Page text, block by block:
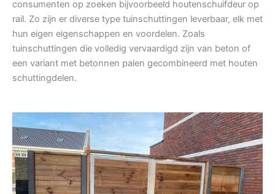
consumenten op zoeken bijvoorbeeld houtenschuifdeur op
rail. Zo zijn er diverse type tuinschuttingen leverbaar, elk met
hun eigen eigenschappen en voordelen. Zoals
tuinschuttingen die volledig vervaardigd zijn van beton of
een variant met betonnen palen gecombineerd met houten
schuttingdelen.